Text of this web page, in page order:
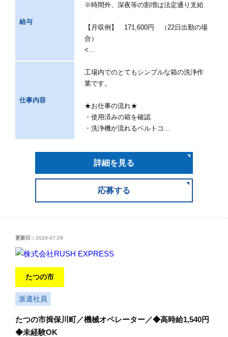
給与
※時間外、深夜等の割増は法定通り支給
【月収例】 171,600円 （22日出勤の場
合）
<…
仕事内容
工場内でのとてもシンプルな箱の洗浄作
業です。
★お仕事の流れ★
・使用済みの箱を確認
・洗浄機が流れるベルトコ…
詳細を見る
応募する
更新日： 2026-07-29
たつの市
派遣社員
たつの市揖保川町／機械オペレーター／◆高時給1,540円
◆未経験OK